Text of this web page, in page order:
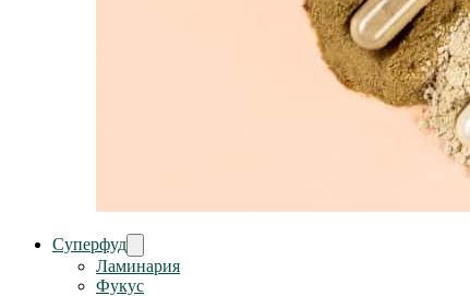
Суперфуд
Ламинария
Фукус